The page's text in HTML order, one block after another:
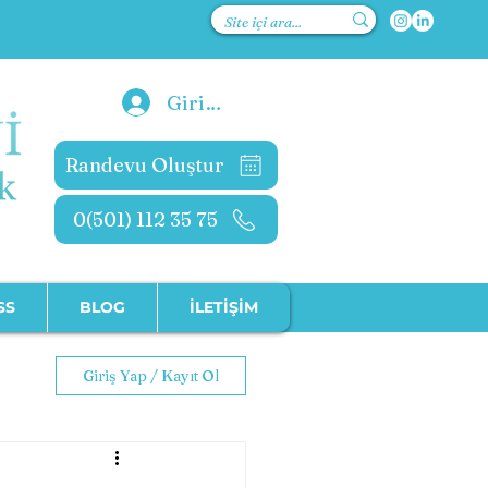
Giriş Yap
Randevu Oluştur
0(501) 112 35 75
BLOG İLETİŞİM
Giriş Yap / Kayıt Ol